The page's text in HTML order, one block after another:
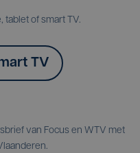
tablet of smart TV.
TV
van Focus en WTV met